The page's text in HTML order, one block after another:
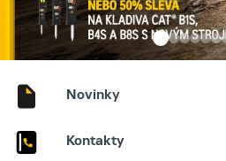
Novinky
Kontakty